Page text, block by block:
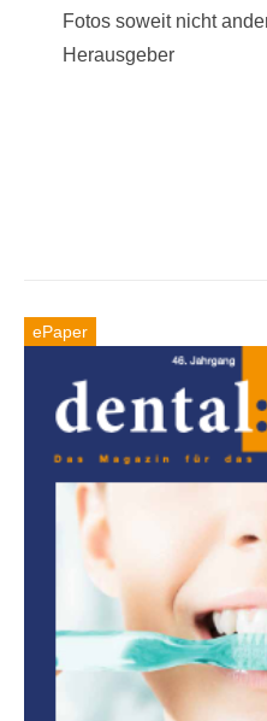
Fotos soweit nicht
Herausgeber
ePaper